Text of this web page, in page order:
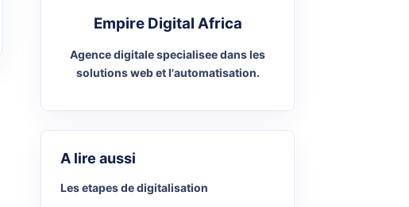
Empire Digital Africa
Agence digitale specialisee dans les
solutions web et l'automatisation.
A lire aussi
Les etapes de digitalisation